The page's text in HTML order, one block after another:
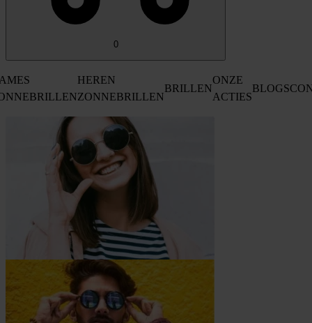
0
HEREN
ZONNEBRILLEN
BRILLEN
ONZE
ACTIES
BLOGS